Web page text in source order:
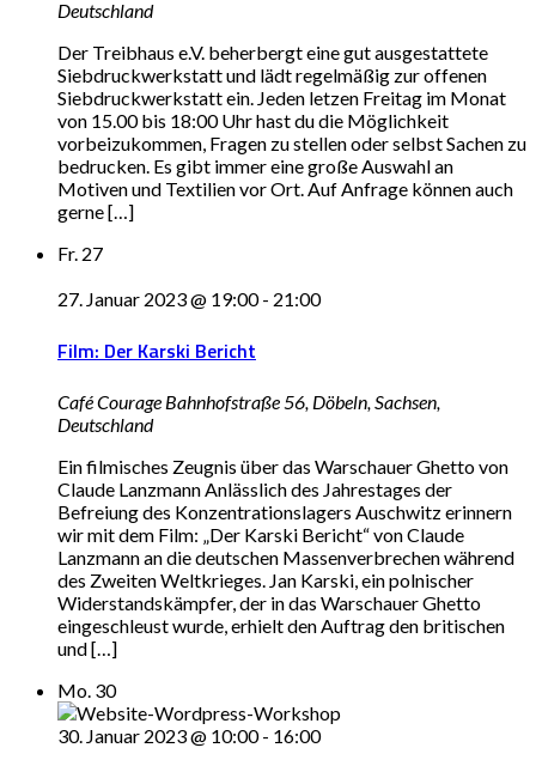
Deutschland
Der Treibhaus e.V. beherbergt eine gut ausgestattete
Siebdruckwerkstatt und lädt regelmäßig zur offenen
Siebdruckwerkstatt ein. Jeden letzen Freitag im Monat
von 15.00 bis 18:00 Uhr hast du die Möglichkeit
vorbeizukommen, Fragen zu stellen oder selbst Sachen zu
bedrucken. Es gibt immer eine große Auswahl an
Motiven und Textilien vor Ort. Auf Anfrage können auch
gerne […]
Fr. 27
27. Januar 2023 @ 19:00- 21:00
Film: Der Karski Bericht
Café Courage Bahnhofstraße 56, Döbeln, Sachsen,
Deutschland
Ein filmisches Zeugnis über das Warschauer Ghetto von
Claude Lanzmann Anlässlich des Jahrestages der
Befreiung des Konzentrationslagers Auschwitz erinnern
wir mit dem Film: „Der Karski Bericht“ von Claude
Lanzmann an die deutschen Massenverbrechen während
des Zweiten Weltkrieges. Jan Karski, ein polnischer
Widerstandskämpfer, der in das Warschauer Ghetto
eingeschleust wurde, erhielt den Auftrag den britischen
und […]
Mo. 30
30. Januar 2023 @ 10:00- 16:00